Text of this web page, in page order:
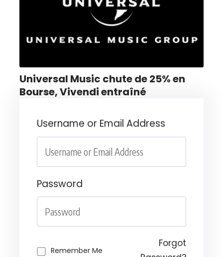
Universal Music chute de 25% en
Bourse, Vivendi entraîné
Username or Email Address
Password
Remember Me
Forgot